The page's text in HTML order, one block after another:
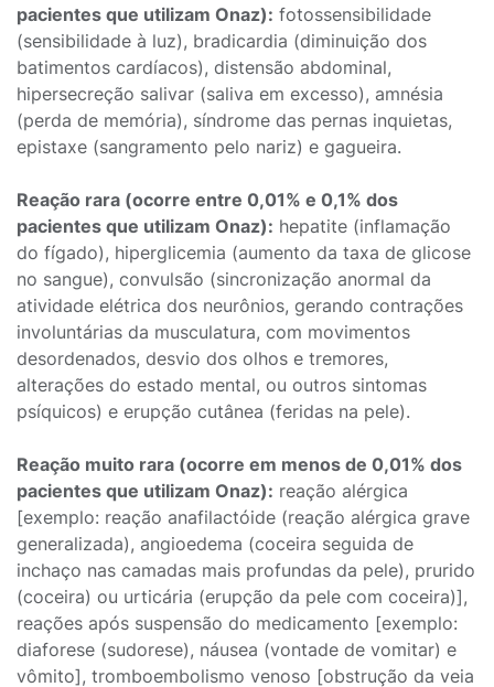
pacientes que utilizam Onaz): fotossensibilidade
(sensibilidade à luz), bradicardia (diminuição dos
batimentos cardíacos), distensão abdominal,
hipersecreção salivar (saliva em excesso), amnésia
(perda de memória), síndrome das pernas inquietas,
epistaxe (sangramento pelo nariz) e gagueira.
Reação rara (ocorre entre 0,01% e 0,1% dos
pacientes que utilizam Onaz): hepatite (inflamação
do fígado), hiperglicemia (aumento da taxa de glicose
no sangue), convulsão (sincronização anormal da
atividade elétrica dos neurônios, gerando contrações
involuntárias da musculatura, com movimentos
desordenados, desvio dos olhos e tremores,
alterações do estado mental, ou outros sintomas
psíquicos) e erupção cutânea (feridas na pele).
Reação muito rara (ocorre em menos de 0,01% dos
pacientes que utilizam Onaz): reação alérgica
[exemplo: reação anafilactóide (reação alérgica grave
generalizada), angioedema (coceira seguida de
inchaço nas camadas mais profundas da pele), prurido
(coceira) ou urticária (erupção da pele com coceira)],
reações após suspensão do medicamento [exemplo:
diaforese (sudorese), náusea (vontade de vomitar) e
vômito], tromboembolismo venoso [obstrução da veia